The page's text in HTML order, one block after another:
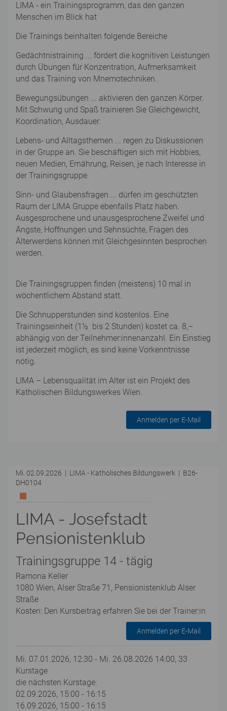
LIMA - ein Trainingsprogramm, das den ganzen
Menschen im Blick hat
Die Trainings beinhalten folgende Bereiche
Gedächtnistraining ... fördert die kognitiven Leistungen
durch Übungen für Konzentration, Aufmerksamkeit
und das Training von Mnemotechniken.
Bewegungsübungen ... aktivieren den ganzen Körper.
Mit Schwung und Spaß trainieren Sie Gleichgewicht,
Koordination, Ausdauer.
Lebens- und Alltagsthemen ... regen zu Diskussionen
in der Gruppe an. Sie beschäftigen sich mit Hobbies,
neuen Medien, Ernährung, Reisen, je nach Interesse in
der Trainingsgruppe.
Sinn- und Glaubensfragen ... dürfen im geschützten
Raum der LIMA Gruppe ebenfalls Platz haben.
Ausgesprochene und unausgesprochene Zweifel und
Ängste, Hoffnungen und Sehnsüchte, Fragen des
Älterwerdens können mit Gleichgesinnten besprochen
werden.
Die Trainingsgruppen finden (meistens) 10 mal in
wöchentlichem Abstand statt.
Die Schnupperstunden sind kostenlos. Eine
Trainingseinheit (1½ bis 2 Stunden) kostet ca. 8,–
abhängig von der Teilnehmer:innenanzahl. Ein Einstieg
ist jederzeit möglich, es sind keine Vorkenntnisse
nötig.
LIMA – Lebensqualität im Alter ist ein Projekt des
Katholischen Bildungswerkes Wien.
Anmelden per E-Mail
Mi. 02.09.2026 | LIMA - Katholisches Bildungswerk | B26-
DH0104
LIMA - Josefstadt
Pensionistenklub
Trainingsgruppe 14 - tägig
Ramona Keller
1080 Wien, Alser Straße 71, Pensionistenklub Alser
Straße
Kosten: Den Kursbeitrag erfahren Sie bei der Trainer:in
Anmelden per E-Mail
Mi. 07.01.2026, 12:30 - Mi. 26.08.2026 14:00, 33
Kurstage
die nächsten Kurstage:
02.09.2026, 15:00 - 16:15
16.09.2026, 15:00 - 16:15